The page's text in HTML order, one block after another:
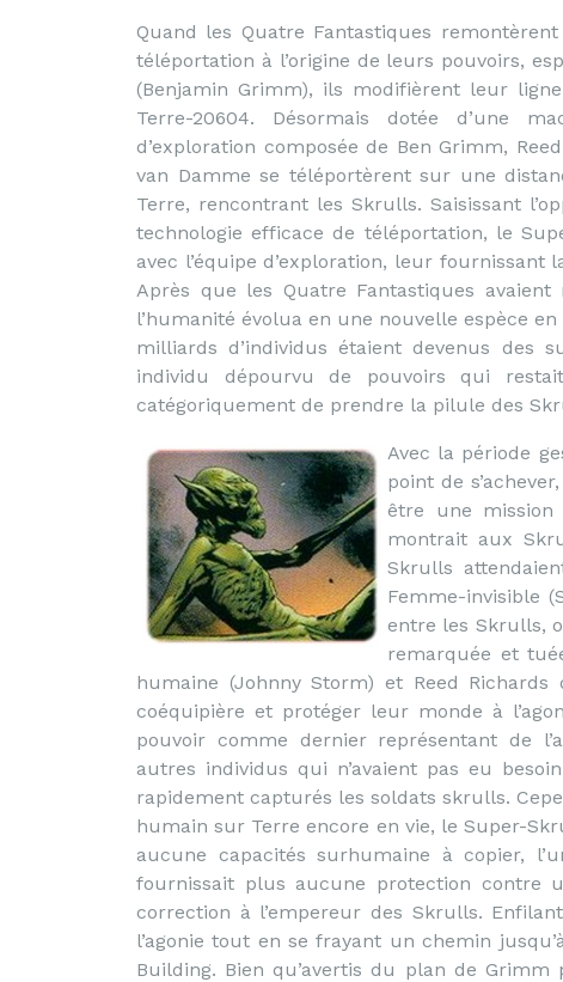
Quand les Quatre Fantastiques
téléportation à l’origine de leurs pouvoirs,
(Benjamin Grimm), ils modifièrent leur
Terre-20604. Désormais dotée d’une
d’exploration composée de Ben Grimm,
van Damme se téléportèrent sur une
Terre, rencontrant les Skrulls. Saisissant
technologie efficace de téléportation, le
avec l’équipe d’exploration, leur
Après que les Quatre Fantastiques
l’humanité évolua en une nouvelle espèce
milliards d’individus étaient devenus
individu dépourvu de pouvoirs qui
catégoriquement de prendre la pilule des
Avec la période
point de
être une mission
montrait aux
Skrulls
Femme-invisible
entre les Skrulls,
remarquée et
humaine (Johnny Storm) et Reed
coéquipière et protéger leur monde à
pouvoir comme dernier représentant de
autres individus qui n’avaient pas eu
rapidement capturés les soldats skrulls.
humain sur Terre encore en vie, le Super-
aucune capacités surhumaine à copier,
fournissait plus aucune protection contre
correction à l’empereur des Skrulls.
l’agonie tout en se frayant un chemin
Building. Bien qu’avertis du plan de